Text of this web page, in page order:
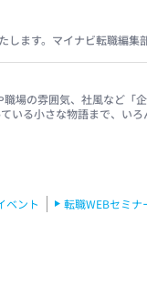
ます。マイナビ転職編集
場の雰囲気、社風など「
る小さな物語まで、いろ
ベント
転職WEBセミナ